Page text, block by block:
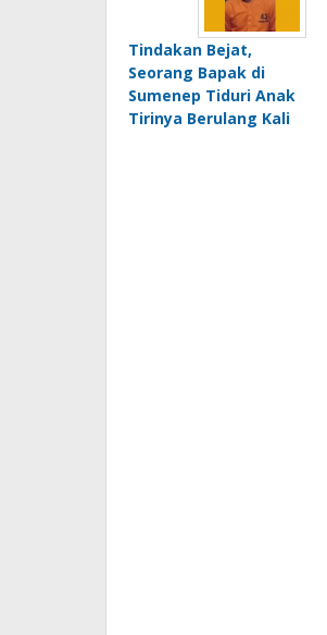
Tindakan Bejat,
Seorang Bapak di
Sumenep Tiduri Anak
Tirinya Berulang Kali